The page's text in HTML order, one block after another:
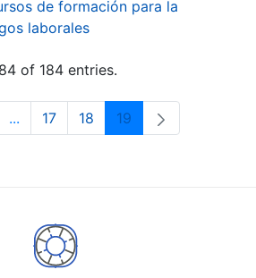
de formación para la
laborales
of 184 entries.
...Intermediate Pages Use TAB to
Page
17 Page
18 Page
19